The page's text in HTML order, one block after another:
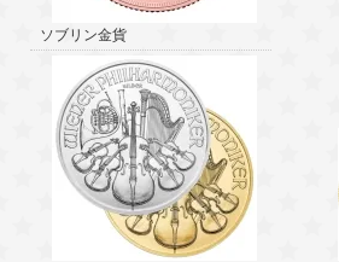
ソブリン金貨